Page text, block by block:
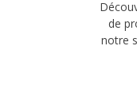
de
notre